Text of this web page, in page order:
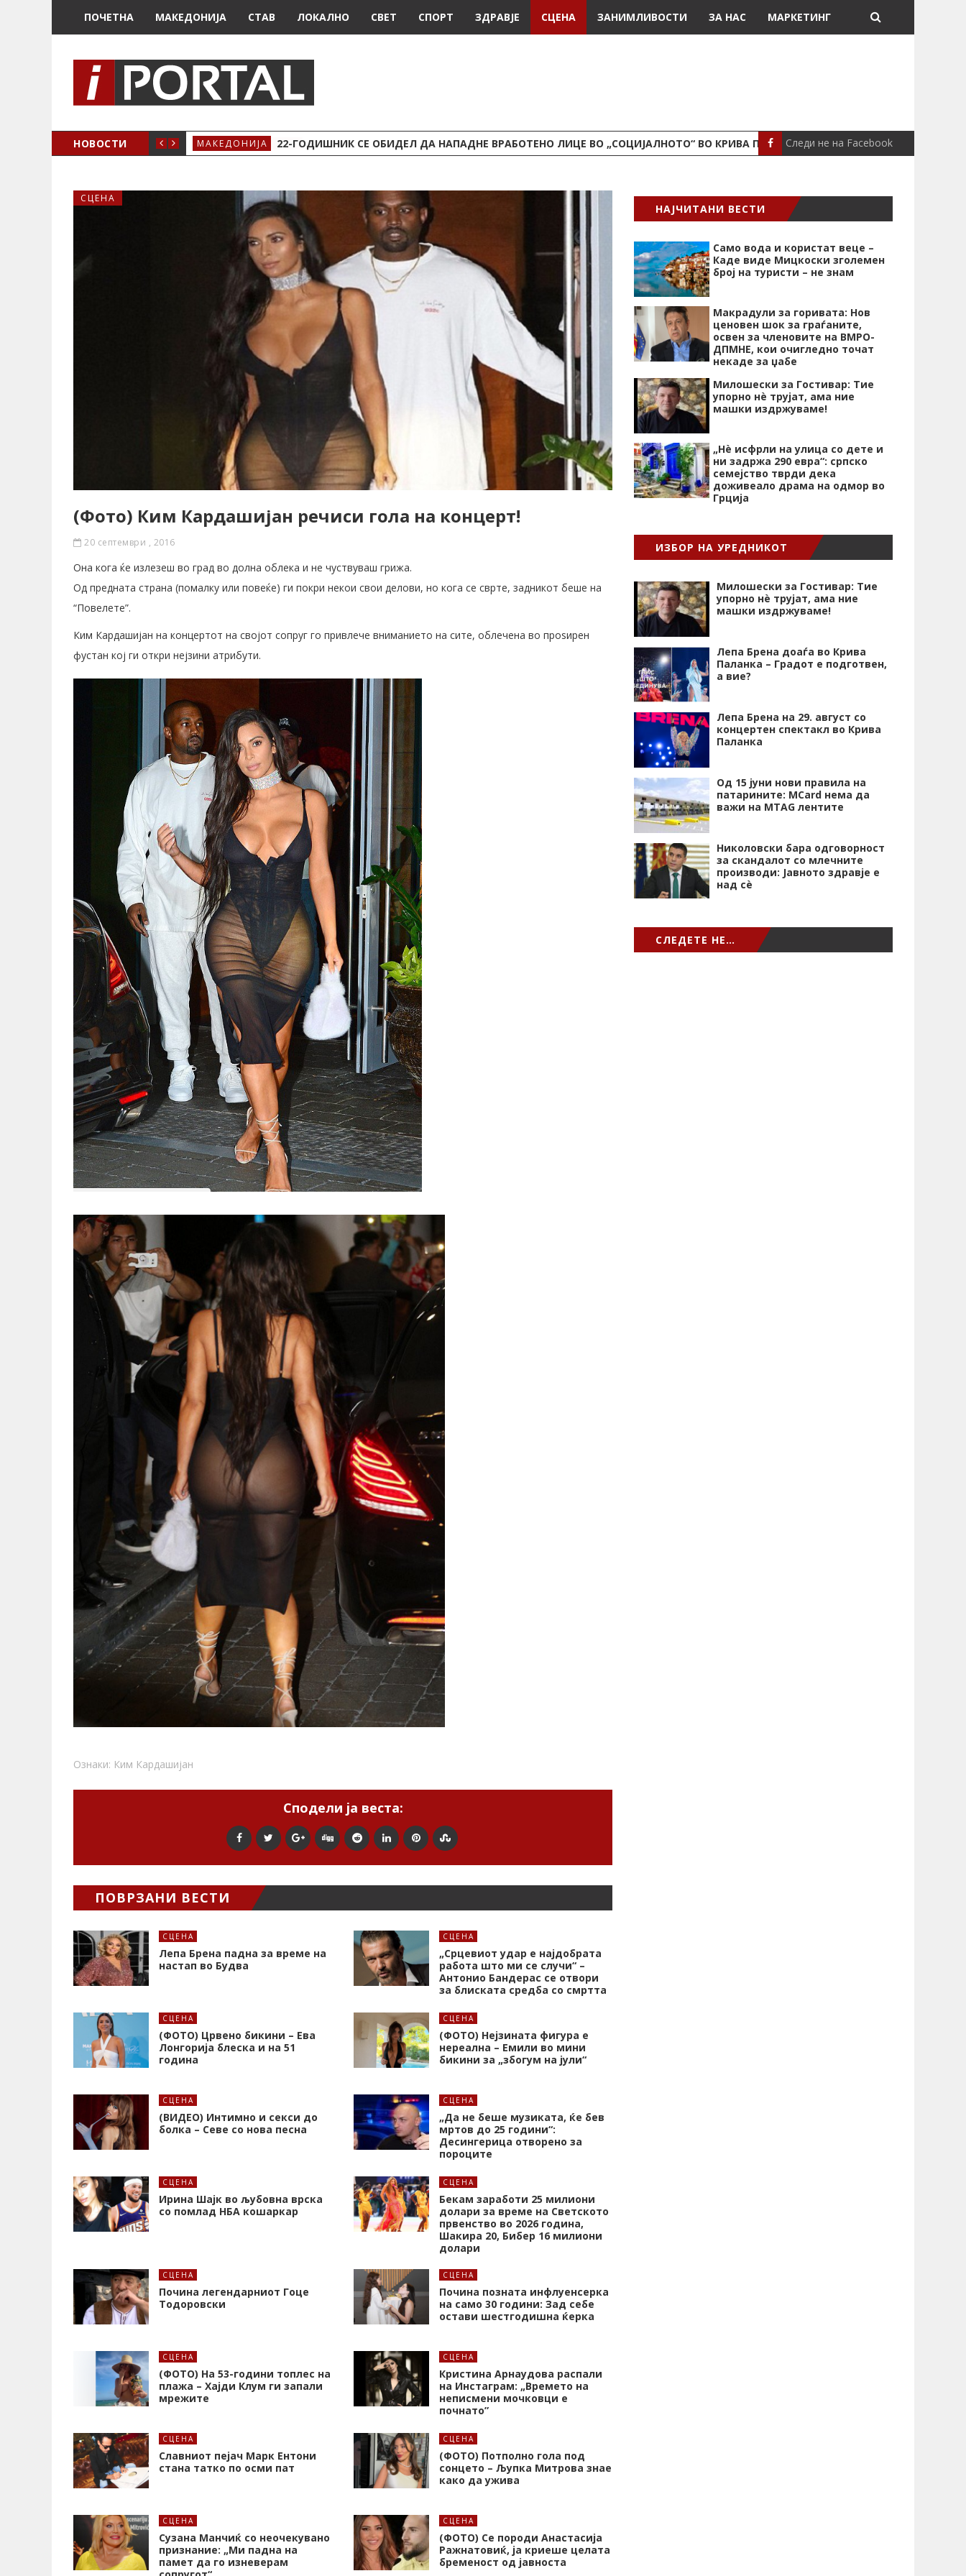
ПОЧЕТНА МАКЕДОНИЈА СТАВ ЛОКАЛНО СВЕТ СПОРТ ЗДРАВЈЕ СЦЕНА ЗАНИМЛИВОСТИ ЗА НАС МАРКЕТИНГ
НОВОСТИ
ЖЕНСКО ЗДРАВЈЕ ВО КРИВА ПАЛАНКА МАКЕДОНИЈА 22-ГОДИШНИК СЕ ОБИДЕЛ ДА НАПАДНЕ ВРАБОТЕНО ЛИЦЕ ВО „СОЦИЈАЛНОТО“ ВО КРИВА ПАЛАНКА ЛОКАЛНО ПОЖАР ВО
Следи не на Facebook
СЦЕНА
(Фото) Ким Кардашијан речиси гола на концерт!
20 септември , 2016
Она кога ќе излезеш во град во долна облека и не чуствуваш грижа.
Од предната страна (помалку или повеќе) ги покри некои свои делови, но кога се сврте, задникот беше на
“Повелете”.
Ким Кардашијан на концертот на својот сопруг го привлече вниманието на сите, облечена во проѕирен
фустан кој ги откри нејзини атрибути.
Ознаки: Ким Кардашијан
Сподели ја веста:
ПОВРЗАНИ ВЕСТИ
СЦЕНА
Лепа Брена падна за време на
настап во Будва
СЦЕНА
„Срцевиот удар е најдобрата
работа што ми се случи“ –
Антонио Бандерас се отвори
за блиската средба со смртта
СЦЕНА
(ФОТО) Црвено бикини – Ева
Лонгорија блеска и на 51
година
СЦЕНА
(ФОТО) Нејзината фигура е
нереална – Емили во мини
бикини за „збогум на јули“
СЦЕНА
(ВИДЕО) Интимно и секси до
болка – Севе со нова песна
СЦЕНА
„Да не беше музиката, ќе бев
мртов до 25 години“:
Десингерица отворено за
пороците
СЦЕНА
Ирина Шајк во љубовна врска
со помлад НБА кошаркар
СЦЕНА
Бекам заработи 25 милиони
долари за време на Светското
првенство во 2026 година,
Шакира 20, Бибер 16 милиони
долари
СЦЕНА
Почина легендарниот Гоце
Тодоровски
СЦЕНА
Почина позната инфлуенсерка
на само 30 години: Зад себе
остави шестгодишна ќерка
СЦЕНА
(ФОТО) На 53-години топлес на
плажа – Хајди Клум ги запали
мрежите
СЦЕНА
Кристина Арнаудова распали
на Инстаграм: „Времето на
неписмени мочковци е
почнато”
СЦЕНА
Славниот пејач Марк Ентони
стана татко по осми пат
СЦЕНА
(ФОТО) Потполно гола под
сонцето – Љупка Митрова знае
како да ужива
СЦЕНА
Сузана Манчиќ со неочекувано
признание: „Ми падна на
памет да го изневерам
СЦЕНА
(ФОТО) Се породи Анастасија
Ражнатовиќ, ја криеше целата
бременост од јавноста
НАЈЧИТАНИ ВЕСТИ
Само вода и користат веце –
Каде виде Мицкоски зголемен
број на туристи – не знам
Макрадули за горивата: Нов
ценовен шок за граѓаните,
освен за членовите на ВМРО-
ДПМНЕ, кои очигледно точат
некаде за џабе
Милошески за Гостивар: Тие
упорно нѐ трујат, ама ние
машки издржуваме!
„Нѐ исфрли на улица со дете и
ни задржа 290 евра“: српско
семејство тврди дека
доживеало драма на одмор во
Грција
ИЗБОР НА УРЕДНИКОТ
Милошески за Гостивар: Тие
упорно нѐ трујат, ама ние
машки издржуваме!
Лепа Брена доаѓа во Крива
Паланка – Градот е подготвен,
а вие?
Лепа Брена на 29. август со
концертен спектакл во Крива
Паланка
Од 15 јуни нови правила на
патарините: MCard нема да
важи на MTAG лентите
Николовски бара одговорност
за скандалот со млечните
производи: Јавното здравје е
над сѐ
СЛЕДЕТЕ НЕ…